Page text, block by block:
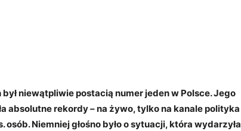
niewątpliwie postacią numer jeden w Polsce. Jego
absolutne rekordy – na żywo, tylko na kanale polityka
osób. Niemniej głośno było o sytuacji, która wydarzyła